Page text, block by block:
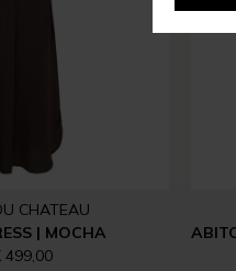
CHATEAU
| MOCHA
499,00